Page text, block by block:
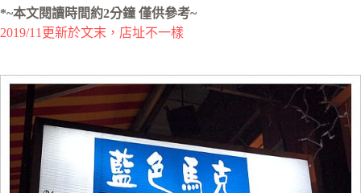
*~本文閱讀時間約2分鐘 僅供參考~
2019/11更新於文末，店址不一樣